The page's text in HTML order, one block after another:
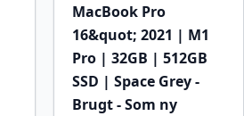
MacBook Pro
16&quot; 2021 | M1
Pro | 32GB | 512GB
SSD | Space Grey -
Brugt - Som ny